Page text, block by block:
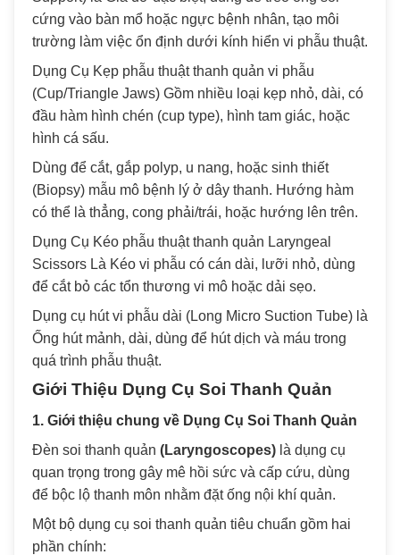
cứng vào bàn mổ hoặc ngực bệnh nhân, tạo môi
trường làm việc ổn định dưới kính hiển vi phẫu thuật.
Dụng Cụ Kẹp phẫu thuật thanh quản vi phẫu
(Cup/Triangle Jaws) Gồm nhiều loại kẹp nhỏ, dài, có
đầu hàm hình chén (cup type), hình tam giác, hoặc
hình cá sấu.
Dùng để cắt, gắp polyp, u nang, hoặc sinh thiết
(Biopsy) mẫu mô bệnh lý ở dây thanh. Hướng hàm
có thể là thẳng, cong phải/trái, hoặc hướng lên trên.
Dụng Cụ Kéo phẫu thuật thanh quản Laryngeal
Scissors Là Kéo vi phẫu có cán dài, lưỡi nhỏ, dùng
để cắt bỏ các tổn thương vi mô hoặc dải sẹo.
Dụng cụ hút vi phẫu dài (Long Micro Suction Tube) là
Ống hút mảnh, dài, dùng để hút dịch và máu trong
quá trình phẫu thuật.
Giới Thiệu Dụng Cụ Soi Thanh Quản
1. Giới thiệu chung về Dụng Cụ Soi Thanh Quản
Đèn soi thanh quản (Laryngoscopes) là dụng cụ
quan trọng trong gây mê hồi sức và cấp cứu, dùng
để bộc lộ thanh môn nhằm đặt ống nội khí quản.
Một bộ dụng cụ soi thanh quản tiêu chuẩn gồm hai
phần chính: